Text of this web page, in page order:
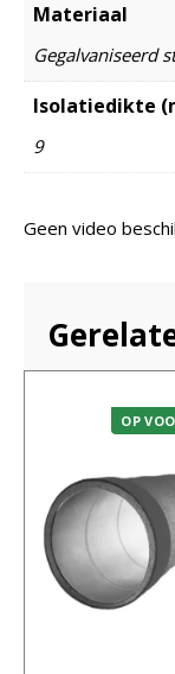
Materiaal
Gegalvaniseerd
Isolatiedikte
9
Geen video
OP